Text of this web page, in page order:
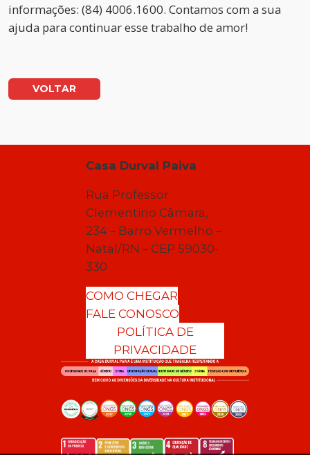
informações: (84) 4006.1600. Contamos com a sua
ajuda para continuar esse trabalho de amor!
VOLTAR
Casa Durval Paiva
Rua Professor
Clementino Câmara,
234 – Barro Vermelho –
Natal/RN – CEP 59030-
330
COMO CHEGAR
FALE CONOSCO
POLÍTICA DE
PRIVACIDADE